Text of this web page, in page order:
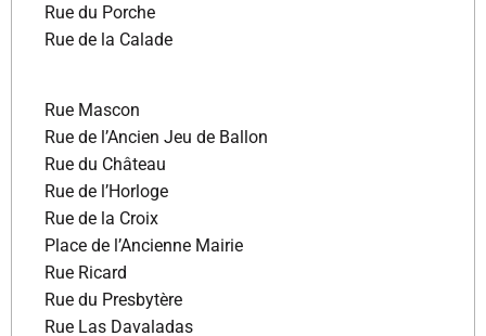
Rue du Porche
Rue de la Calade
Rue Mascon
Rue de l’Ancien Jeu de Ballon
Rue du Château
Rue de l’Horloge
Rue de la Croix
Place de l’Ancienne Mairie
Rue Ricard
Rue du Presbytère
Rue Las Davaladas